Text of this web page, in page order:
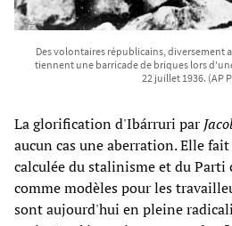
Des volontaires républicains, diversement
tiennent une barricade de briques lors
22 juillet 1936. (AP
La glorification d'Ibárruri par
aucun cas une aberration. Elle
calculée du stalinisme et du
comme modèles pour les
sont aujourd'hui en pleine